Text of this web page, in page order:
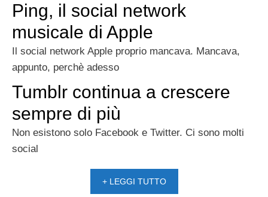
Ping, il social network
musicale di Apple
Il social network Apple proprio mancava. Mancava,
appunto, perchè adesso
Tumblr continua a crescere
sempre di più
Non esistono solo Facebook e Twitter. Ci sono molti
social
+ LEGGI TUTTO